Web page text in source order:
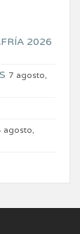
2026
7 agosto,
agosto,